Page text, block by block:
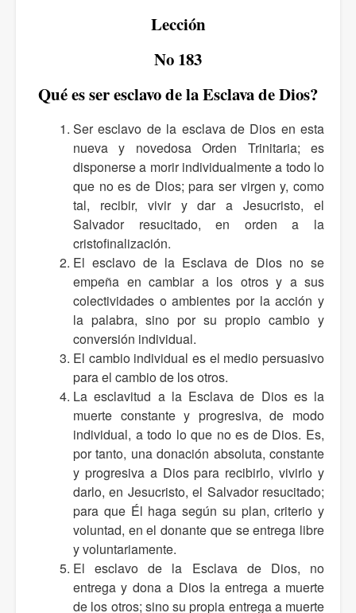
Lección
No 183
Qué es ser esclavo de la Esclava de Dios?
Ser esclavo de la esclava de Dios en esta
nueva y novedosa Orden Trinitaria; es
disponerse a morir individualmente a todo lo
que no es de Dios; para ser virgen y, como
tal, recibir, vivir y dar a Jesucristo, el
Salvador resucitado, en orden a la
cristofinalización.
El esclavo de la Esclava de Dios no se
empeña en cambiar a los otros y a sus
colectividades o ambientes por la acción y
la palabra, sino por su propio cambio y
conversión individual.
El cambio individual es el medio persuasivo
para el cambio de los otros.
La esclavitud a la Esclava de Dios es la
muerte constante y progresiva, de modo
individual, a todo lo que no es de Dios. Es,
por tanto, una donación absoluta, constante
y progresiva a Dios para recibirlo, vivirlo y
darlo, en Jesucristo, el Salvador resucitado;
para que Él haga según su plan, criterio y
voluntad, en el donante que se entrega libre
y voluntariamente.
El esclavo de la Esclava de Dios, no
entrega y dona a Dios la entrega a muerte
de los otros; sino su propia entrega a muerte